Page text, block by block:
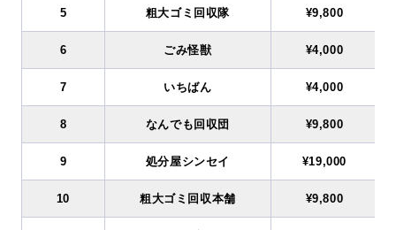
5 粗大ゴミ回収隊 ¥9,800
6 ごみ怪獣 ¥4,000
7 いちばん ¥4,000
8 なんでも回収団 ¥9,800
9 処分屋シンセイ ¥19,000
10 粗大ゴミ回収本舗 ¥9,800